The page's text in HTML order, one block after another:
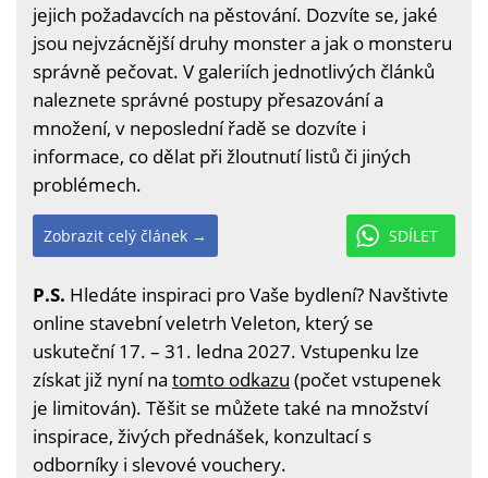
jejich požadavcích na pěstování. Dozvíte se, jaké
jsou nejvzácnější druhy monster a jak o monsteru
správně pečovat. V galeriích jednotlivých článků
naleznete správné postupy přesazování a
množení, v neposlední řadě se dozvíte i
informace, co dělat při žloutnutí listů či jiných
problémech.
SDÍLET
Zobrazit celý článek →
P.S. Hledáte inspiraci pro Vaše bydlení? Navštivte
online stavební veletrh Veleton, který se
uskuteční 17. – 31. ledna 2027. Vstupenku lze
získat již nyní na tomto odkazu (počet vstupenek
je limitován). Těšit se můžete také na množství
inspirace, živých přednášek, konzultací s
odborníky i slevové vouchery.